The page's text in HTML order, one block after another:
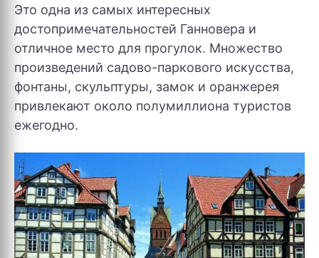
Это одна из самых интересных
достопримечательностей Ганновера и
отличное место для прогулок. Множество
произведений садово-паркового искусства,
фонтаны, скульптуры, замок и оранжерея
привлекают около полумиллиона туристов
ежегодно.